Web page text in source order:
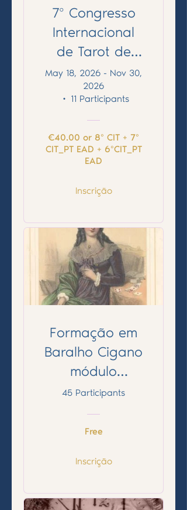
7º Congresso
Internacional
de Tarot de
Portugal
ONLINE:
May 18, 2026 - Nov 30,
2026
• 11 Participants
€40.00 or 8º CIT + 7º
CIT_PT EAD + 6ºCIT_PT
EAD
Inscrição
Formação em
Baralho Cigano
módulo
introdutório
45 Participants
Free
Inscrição